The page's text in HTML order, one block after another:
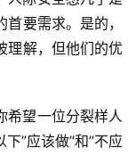
要需求。是的，
理解，但他们的优
希望一位分裂样人
”应该做”和”不应